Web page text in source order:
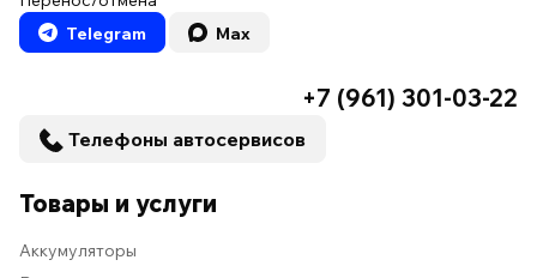
Telegram
Max
+7 (961) 301-03-22
Телефоны автосервисов
Товары и услуги
Аккумуляторы